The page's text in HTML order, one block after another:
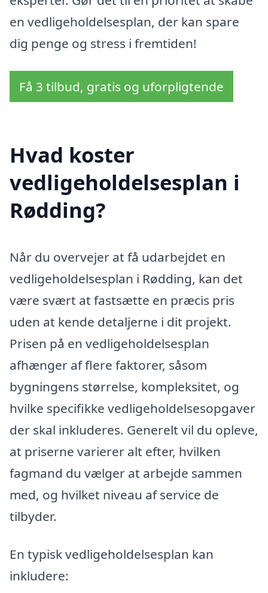
en vedligeholdelsesplan, der kan spare
dig penge og stress i fremtiden!
Få 3 tilbud, gratis og uforpligtende
Hvad koster
vedligeholdelsesplan i
Rødding?
Når du overvejer at få udarbejdet en
vedligeholdelsesplan i Rødding, kan det
være svært at fastsætte en præcis pris
uden at kende detaljerne i dit projekt.
Prisen på en vedligeholdelsesplan
afhænger af flere faktorer, såsom
bygningens størrelse, kompleksitet, og
hvilke specifikke vedligeholdelsesopgaver
der skal inkluderes. Generelt vil du opleve,
at priserne varierer alt efter, hvilken
fagmand du vælger at arbejde sammen
med, og hvilket niveau af service de
tilbyder.
En typisk vedligeholdelsesplan kan
inkludere: